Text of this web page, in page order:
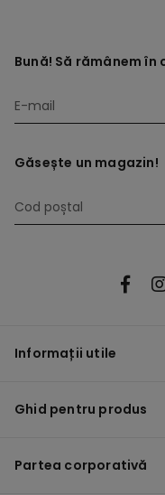
Bună! Să rămânem
Găsește un magazin!
Informații utile
Ghid pentru produs
Partea corporativă